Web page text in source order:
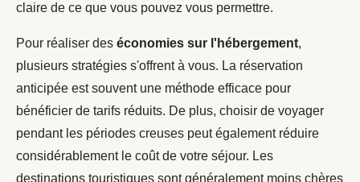
claire de ce que vous pouvez vous permettre.
Pour réaliser des économies sur l'hébergement,
plusieurs stratégies s'offrent à vous. La réservation
anticipée est souvent une méthode efficace pour
bénéficier de tarifs réduits. De plus, choisir de voyager
pendant les périodes creuses peut également réduire
considérablement le coût de votre séjour. Les
destinations touristiques sont généralement moins chères